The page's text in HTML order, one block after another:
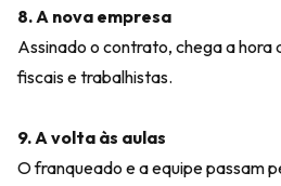
8. A nova empresa
Assinado o contrato, chega a
fiscais e trabalhistas.
9. A volta às aulas
O franqueado e a equipe passam